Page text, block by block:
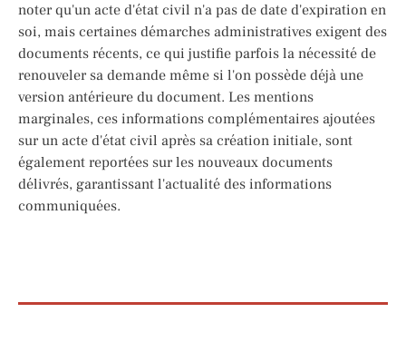
noter qu'un acte d'état civil n'a pas de date d'expiration en
soi, mais certaines démarches administratives exigent des
documents récents, ce qui justifie parfois la nécessité de
renouveler sa demande même si l'on possède déjà une
version antérieure du document. Les mentions
marginales, ces informations complémentaires ajoutées
sur un acte d'état civil après sa création initiale, sont
également reportées sur les nouveaux documents
délivrés, garantissant l'actualité des informations
communiquées.